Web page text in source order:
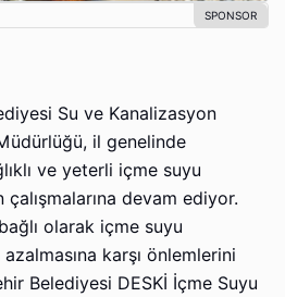
Su ve Kanalizasyon
il genelinde
ve yeterli içme suyu
çalışmalarına devam ediyor.
olarak içme suyu
karşı önlemlerini
Belediyesi DESKİ İçme Suyu